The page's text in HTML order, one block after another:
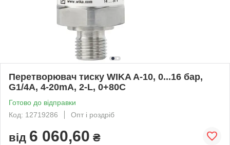
Перетворювач тиску WIKA A-10, 0...16 бар,
G1/4А, 4-20mA, 2-L, 0+80С
Готово до відправки
Код: 12719286
Опт і роздріб
від 6 060,60 ₴